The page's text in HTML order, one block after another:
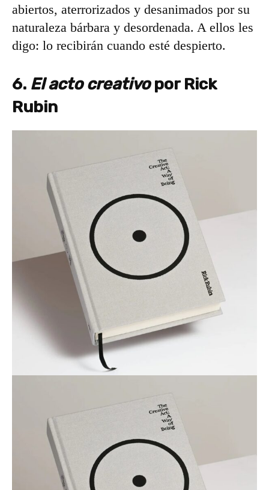
abiertos, aterrorizados y desanimados por su
naturaleza bárbara y desordenada. A ellos les
digo: lo recibirán cuando esté despierto.
6. El acto creativopor Rick
Rubin